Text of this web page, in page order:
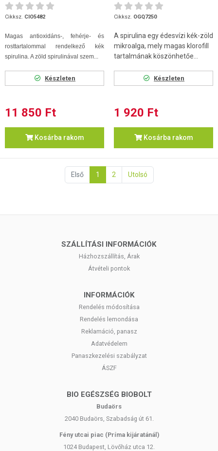
Cikksz. CIO5482
Magas antioxidáns-, fehérje- és
rosttartalommal rendelkező kék
spirulina. A zöld spirulinával szem...
Készleten
11 850 Ft
Kosárba rakom
Cikksz. OGQ7250
A spirulina egy édesvízi kék-zöld
mikroalga, mely magas klorofill
tartalmának köszönhetőe...
Készleten
1 920 Ft
Kosárba rakom
Első 1 2 Utolsó
SZÁLLÍTÁSI INFORMÁCIÓK
Házhozszállítás, Árak
Átvételi pontok
INFORMÁCIÓK
Rendelés módosítása
Rendelés lemondása
Reklamáció, panasz
Adatvédelem
Panaszkezelési szabályzat
ÁSZF
BIO EGÉSZSÉG BIOBOLT
Budaörs
2040 Budaörs, Szabadság út 61.
Fény utcai piac (Príma kijáratánál)
1024 Budapest, Lövőház utca 12.